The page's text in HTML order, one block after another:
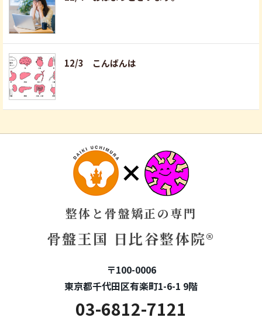
12/3 こんばんは
整体と骨盤矯正の専門
骨盤王国 日比谷整体院®
〒100-0006
東京都千代田区有楽町1-6-1 9階
03-6812-7121